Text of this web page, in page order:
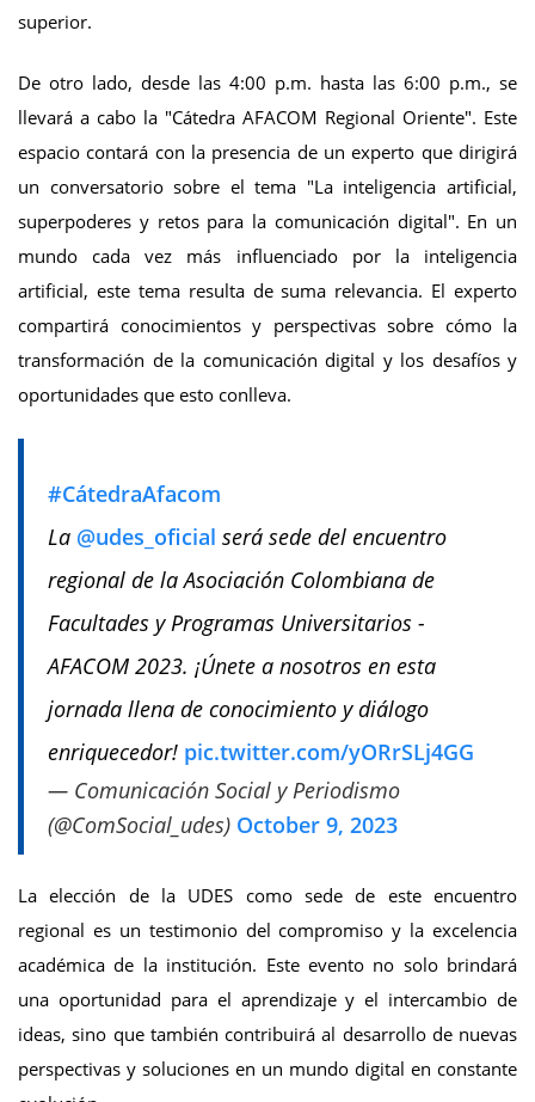
superior.
De otro lado, desde las 4:00 p.m. hasta las 6:00 p.m., se
llevará a cabo la "Cátedra AFACOM Regional Oriente". Este
espacio contará con la presencia de un experto que dirigirá
un conversatorio sobre el tema "La inteligencia artificial,
superpoderes y retos para la comunicación digital". En un
mundo cada vez más influenciado por la inteligencia
artificial, este tema resulta de suma relevancia. El experto
compartirá conocimientos y perspectivas sobre cómo la
transformación de la comunicación digital y los desafíos y
oportunidades que esto conlleva.
#CátedraAfacom
La @udes_oficial será sede del encuentro
regional de la Asociación Colombiana de
Facultades y Programas Universitarios -
AFACOM 2023. ¡Únete a nosotros en esta
jornada llena de conocimiento y diálogo
enriquecedor! pic.twitter.com/yORrSLj4GG
— Comunicación Social y Periodismo
(@ComSocial_udes) October 9, 2023
La elección de la UDES como sede de este encuentro
regional es un testimonio del compromiso y la excelencia
académica de la institución. Este evento no solo brindará
una oportunidad para el aprendizaje y el intercambio de
ideas, sino que también contribuirá al desarrollo de nuevas
perspectivas y soluciones en un mundo digital en constante